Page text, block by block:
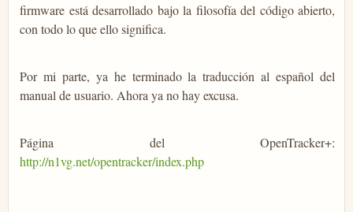
firmware está desarrollado bajo la filosofía del código abierto,
con todo lo que ello significa.
Por mi parte, ya he terminado la traducción al español del
manual de usuario. Ahora ya no hay excusa.
Página del OpenTracker+:
http://n1vg.net/opentracker/index.php